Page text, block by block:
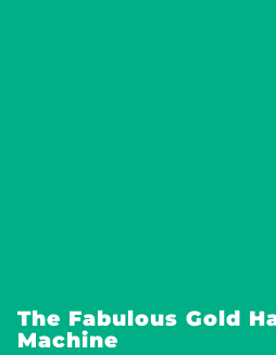
The Fabulous Gold
Machine